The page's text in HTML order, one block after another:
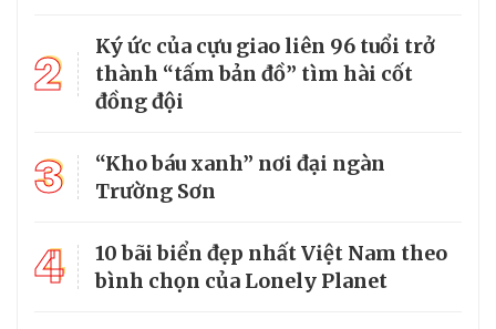
2
Ký ức của cựu giao liên 96 tuổi trở
thành “tấm bản đồ” tìm hài cốt
đồng đội
3
“Kho báu xanh” nơi đại ngàn
Trường Sơn
4
10 bãi biển đẹp nhất Việt Nam theo
bình chọn của Lonely Planet